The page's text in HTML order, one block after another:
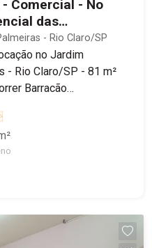
Comercial - No
das
- Rio Claro/SP
no Jardim
Claro/SP - 81 m²
Supermercado
Ouro e Farmácia
à Estrada dos